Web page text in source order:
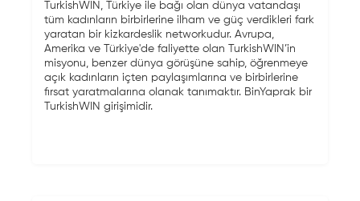
TurkishWIN, Türkiye ile bağı olan dünya vatandaşı
tüm kadınların birbirlerine ilham ve güç verdikleri fark
yaratan bir kizkardeslik networkudur. Avrupa,
Amerika ve Türkiye'de faliyette olan TurkishWIN’in
misyonu, benzer dünya görüşüne sahip, öğrenmeye
açık kadınların içten paylaşımlarına ve birbirlerine
fırsat yaratmalarına olanak tanımaktır. BinYaprak bir
TurkishWIN girişimidir.